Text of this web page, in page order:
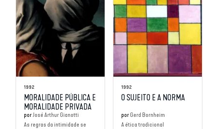
1992
MORALIDADE PÚBLICA E
MORALIDADE PRIVADA
por José Arthur Gianotti
As regras da intimidade se
1992
O SUJEITO E A NORMA
por Gerd Bornheim
A ética tradicional